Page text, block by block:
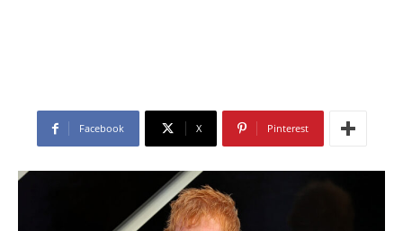
Facebook X Pinterest